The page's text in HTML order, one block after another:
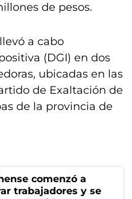
de pesos.
a cabo
(DGI) en dos
ubicadas en las
de Exaltación de
de la provincia de
comenzó a
trabajadores y se